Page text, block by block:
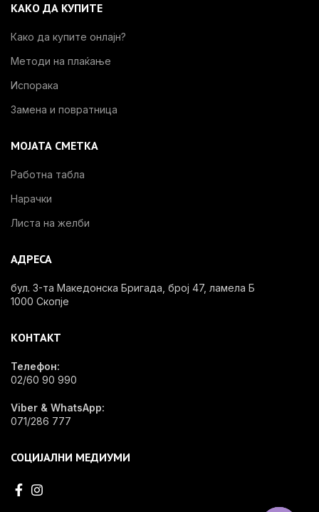
КАКО ДА КУПИТЕ
Како да купите онлајн?
Методи на плаќање
Испорака
Замена и повратница
МОЈАТА СМЕТКА
Работна табла
Нарачки
Листа на желби
АДРЕСА
бул. 3-та Македонска Бригада, број 47, ламела Б
1000 Скопје
КОНТАКТ
Телефон:
02/60 90 990
Viber & WhatsApp:
071/286 777
СОЦИЈАЛНИ МЕДИУМИ